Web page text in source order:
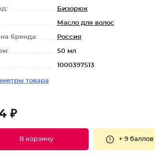
Бизорюк
Масло для волос
бренда: Россия
50 мл
1000397513
товара
₽
В корзину + 9 баллов